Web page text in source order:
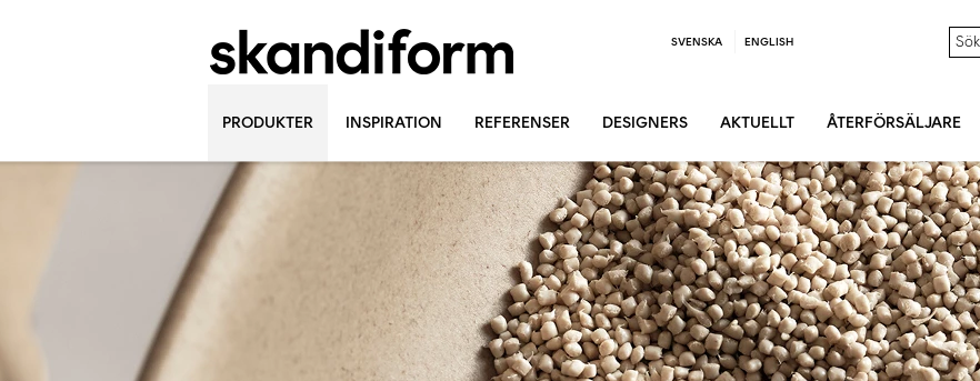
SVENSKA ENGLISH
PRODUKTER INSPIRATION REFERENSER DESIGNERS AKTUELLT ÅTERFÖRSÄLJARE